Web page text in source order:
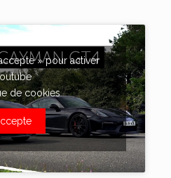
» pour activer
de cookies